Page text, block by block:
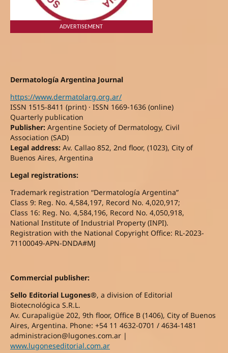
ADVERTISEMENT
Dermatología Argentina Journal
https://www.dermatolarg.org.ar/
ISSN 1515-8411 (print) · ISSN 1669-1636 (online)
Quarterly publication
Publisher:Argentine Society of Dermatology, Civil
Association (SAD)
Legal address:Av. Callao 852, 2nd floor, (1023), City of
Buenos Aires, Argentina
Legal registrations:
Trademark registration “Dermatología Argentina”
Class 9: Reg. No. 4,584,197, Record No. 4,020,917;
Class 16: Reg. No. 4,584,196, Record No. 4,050,918,
National Institute of Industrial Property (INPI).
Registration with the National Copyright Office: RL-2023-
71100049-APN-DNDA#MJ
Commercial publisher:
Sello Editorial Lugones®, a division of Editorial
Biotecnológica S.R.L.
Av. Curapaligüe 202, 9th floor, Office B (1406), City of Buenos
Aires, Argentina. Phone: +54 11 4632-0701 / 4634-1481
administracion@lugones.com.ar |
www.lugoneseditorial.com.ar